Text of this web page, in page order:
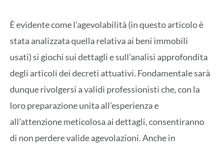
È evidente come l’agevolabilità (in questo articolo è
stata analizzata quella relativa ai beni immobili
usati) si giochi sui dettagli e sull’analisi approfondita
degli articoli dei decreti attuativi. Fondamentale sarà
dunque rivolgersi a validi professionisti che, con la
loro preparazione unita all’esperienza e
all’attenzione meticolosa ai dettagli, consentiranno
di non perdere valide agevolazioni. Anche in